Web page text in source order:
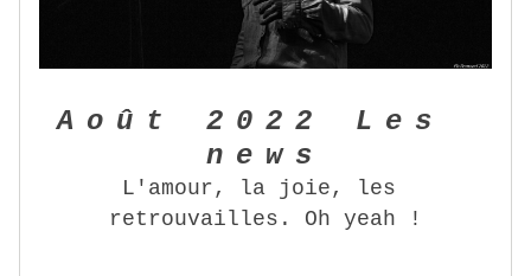
Août 2022 Les
news
L'amour, la joie, les
retrouvailles. Oh yeah !